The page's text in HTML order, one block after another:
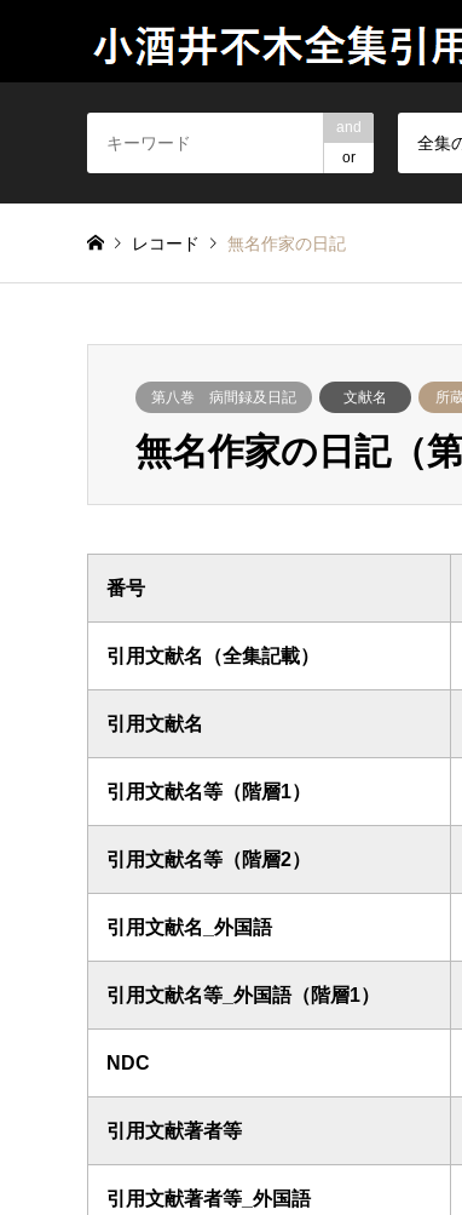
and
or
全集
レコード 無名作家の日記
第八巻 病間録及日記 文献名 所
無名作家の日記（
番号
引用文献名（全集記載）
引用文献名
引用文献名等（階層1）
引用文献名等（階層2）
引用文献名_外国語
引用文献名等_外国語（階層1）
NDC
引用文献著者等
引用文献著者等_外国語